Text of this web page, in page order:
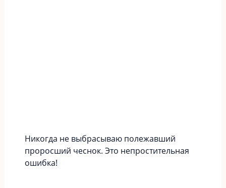
Никогда не выбрасываю полежавший
проросший чеснок. Это непростительная
ошибка!